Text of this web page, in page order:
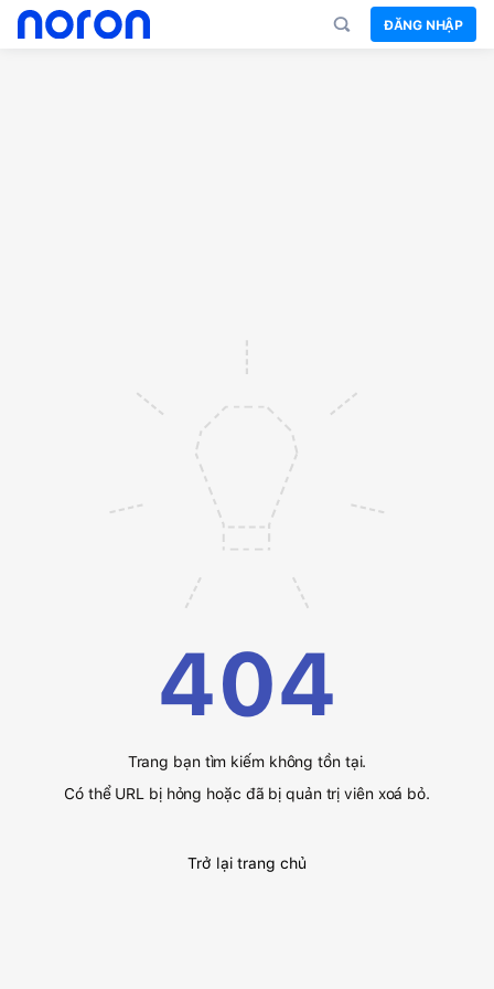
ĐĂNG NHẬP
404
Trang bạn tìm kiếm không tồn tại.
Có thể URL bị hỏng hoặc đã bị quản trị viên xoá bỏ.
Trở lại trang chủ